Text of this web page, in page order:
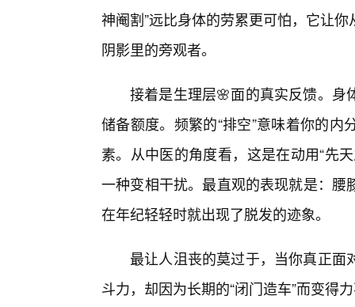
神阉割”远比身体的劳累更可怕，它让
阴影里的旁观者。
接着是生理层🌸面的真实反馈。身
储备额度。频繁的“排空”意味着你的
素。从中医的角度看，这是在动用“先
一种变相干扰。最直观的表现就是：
在年纪轻轻时就出现了脱发的迹象。
最让人沮丧的莫过于，当你真正面
斗力，却因为长期的“闭门造车”而变得